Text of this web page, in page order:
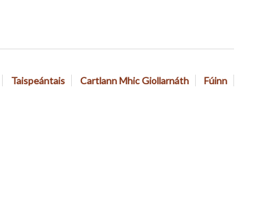
Taispeántais Cartlann Mhic Giollarnáth Fúinn